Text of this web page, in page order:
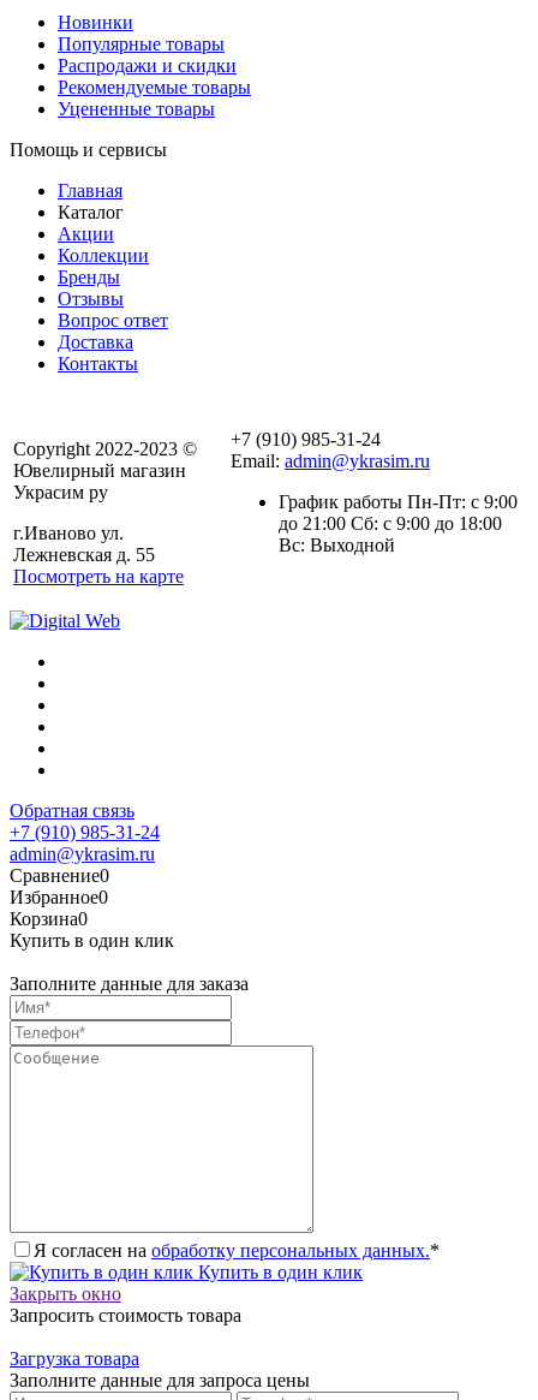
Новинки
Популярные товары
Распродажи и скидки
Рекомендуемые товары
Уцененные товары
Помощь и сервисы
Главная
Каталог
Акции
Коллекции
Бренды
Отзывы
Вопрос ответ
Доставка
Контакты
Copyright 2022-2023 ©
Ювелирный магазин
Украсим ру
г.Иваново ул.
Лежневская д. 55
Посмотреть на карте
+7 (910) 985-31-24
Email: admin@ykrasim.ru
График работы Пн-Пт: с 9:00
до 21:00 Сб: с 9:00 до 18:00
Вс: Выходной
Обратная связь
+7 (910) 985-31-24
admin@ykrasim.ru
Сравнение0
Избранное0
Корзина0
Купить в один клик
Заполните данные для заказа
Я согласен на обработку персональных данных.*
Купить в один клик
Закрыть окно
Запросить стоимость товара
Загрузка товара
Заполните данные для запроса цены